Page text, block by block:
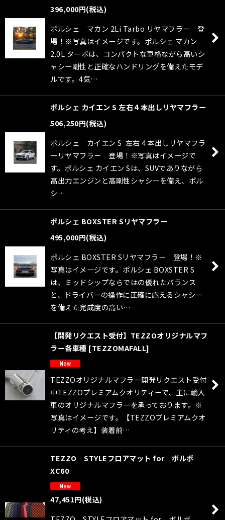
396,000円(税込)
ポルシェ マカン 2Li Tarbo リヤマフラー 登
場！※写真はイメージです。ポルシェ マカン
2.0L ターボは、コンパクトな車格ながら高いシ
ャシー剛性と正確なハンドリングを備えたモデ
ルです。4気…
ポルシェ カイエン S 左右４本出しリヤマフラー
506,250円(税込)
ポルシェ カイエン S 左右４本出しリヤマフラ
ーリヤマフラー 登場！※写真はイメージで
す。ポルシェ カイエン Sは、SUVでありながら
高出力エンジンと高剛性シャシーを備え、ポル
シ…
ポルシェ BOXSTER Sリヤマフラー
495,000円(税込)
ポルシェ BOXSTER Sリヤマフラー 登場！※
写真はイメージです。ポルシェ BOXSTER S
は、ミッドシップならではの優れたバランス
と、ドライバーの操作に正確に応えるシャシー
を備えた完成度の高い…
【開発リクエスト受付】TEZZOオリジナルマフ
ラー各車種 [TEZZOMAFALL]
TEZZOオリジナルマフラー開発リクエスト受付
中TEZZOプレミアムクオリティーで、主に輸入
車のオリジナルマフラーを承っております。※
写真はイメージです。【TEZZOプレミアムクオ
リティの考え】装着前…
TEZZO STYLEフロアマット for ボルボ
XC60
47,451円(税込)